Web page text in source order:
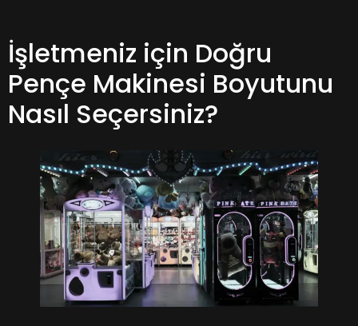
İşletmeniz için Doğru
Pençe Makinesi Boyutunu
Nasıl Seçersiniz?